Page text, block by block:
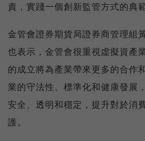
責，實踐一個創新監管方式的典範
金管會證券期貨局證券商管理組
也表示，金管會很重視虛擬資產
的成立將為產業帶來更多的合作
業的守法性、標準化和健康發展
安全、透明和穩定，提升對於消
護。